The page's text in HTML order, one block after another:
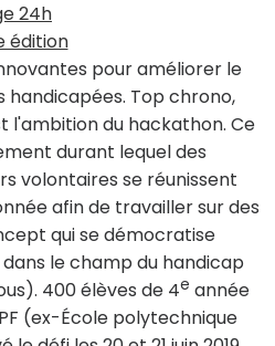
24h
édition
pour améliorer le
handicapées. Top chrono,
l'ambition du hackathon. Ce
durant lequel des
volontaires se réunissent
afin de travailler sur des
qui se démocratise
le champ du handicap
400 élèves de 4e année
(ex-École polytechnique